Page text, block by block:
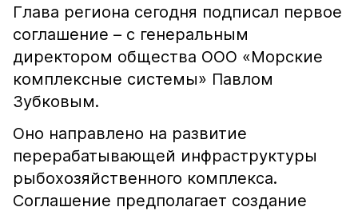
Глава региона сегодня подписал первое
соглашение – с генеральным
директором общества ООО «Морские
комплексные системы» Павлом
Зубковым.
Оно направлено на развитие
перерабатывающей инфраструктуры
рыбохозяйственного комплекса.
Соглашение предполагает создание